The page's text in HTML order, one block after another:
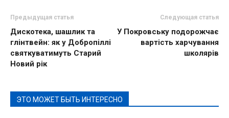
Предыдущая статья
Дискотека, шашлик та
глінтвейн: як у Добропіллі
святкуватимуть Старий
Новий рік
Следующая статья
У Покровську подорожчає
вартість харчування
школярів
ЭТО МОЖЕТ БЫТЬ ИНТЕРЕСНО